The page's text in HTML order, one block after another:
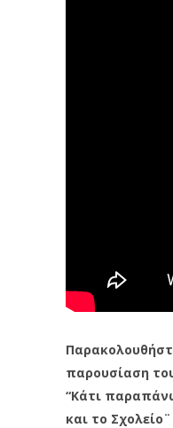
παρουσίαση
“Κάτι
και το